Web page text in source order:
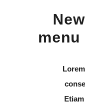
menu